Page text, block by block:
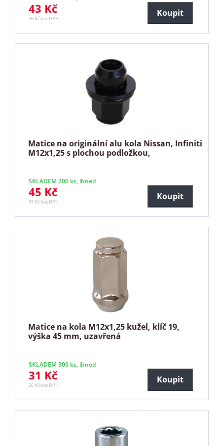
43 Kč
36 Kč bez DPH
Koupit
Matice na originální alu kola Nissan, Infiniti
M12x1,25 s plochou podložkou,
SKLADEM 200 ks, ihned
45 Kč
37 Kč bez DPH
Koupit
Matice na kola M12x1,25 kužel, klíč 19,
výška 45 mm, uzavřená
SKLADEM 300 ks, ihned
31 Kč
26 Kč bez DPH
Koupit